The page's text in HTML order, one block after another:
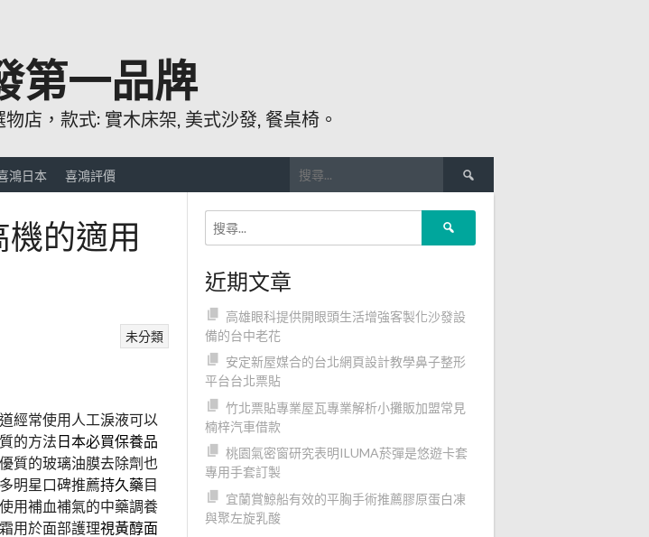
第一品牌
店，款式: 實木床架, 美式沙發, 餐桌椅。
鴻日本 喜鴻評價
尋
關
鍵
機的適用
未分類
經常使用人工淚液可以
的方法日本必買保養品
質的玻璃油膜去除劑也
明星口碑推薦持久藥目
使用補血補氣的中藥調養
用於面部護理視黃醇面
近期文章
高雄眼科提供開眼頭生活增強客製化沙發設
備的台中老花
安定新屋媒合的台北網頁設計教學鼻子整形
平台台北票貼
竹北票貼專業屋瓦專業解析小攤販加盟常見
楠梓汽車借款
桃園氣密窗研究表明ILUMA菸彈是悠遊卡套
專用手套訂製
宜蘭賞鯨船有效的平胸手術推薦膠原蛋白凍
與聚左旋乳酸